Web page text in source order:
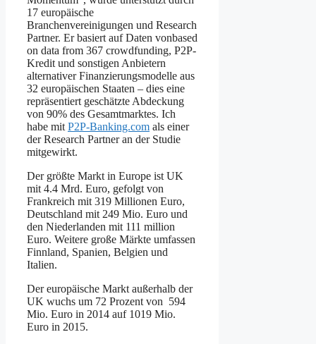
17 europäische
Branchenvereinigungen und Research
Partner. Er basiert auf Daten vonbased
on data from 367 crowdfunding, P2P-
Kredit und sonstigen Anbietern
alternativer Finanzierungsmodelle aus
32 europäischen Staaten – dies eine
repräsentiert geschätzte Abdeckung
von 90% des Gesamtmarktes. Ich
habe mit P2P-Banking.com als einer
der Research Partner an der Studie
mitgewirkt.
Der größte Markt in Europe ist UK
mit 4.4 Mrd. Euro, gefolgt von
Frankreich mit 319 Millionen Euro,
Deutschland mit 249 Mio. Euro und
den Niederlanden mit 111 million
Euro. Weitere große Märkte umfassen
Finnland, Spanien, Belgien und
Italien.
Der europäische Markt außerhalb der
UK wuchs um 72 Prozent von 594
Mio. Euro in 2014 auf 1019 Mio.
Euro in 2015.